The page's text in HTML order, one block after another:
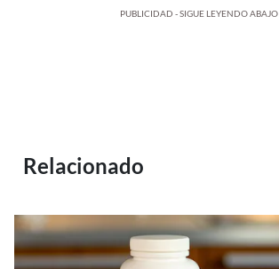
PUBLICIDAD - SIGUE LEYENDO ABAJO
Relacionado